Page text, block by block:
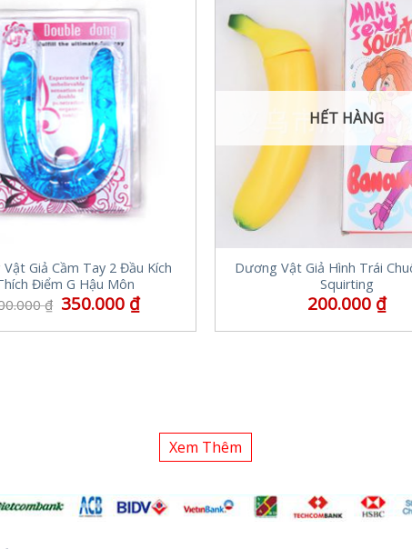
Giả Cầm Tay 2 Đầu Kích
Điểm G Hậu Môn
₫ 350.000 ₫
HẾT HÀNG
Dương Vật Giả Hình Trái
Squirting
200.000 ₫
Xem Thêm